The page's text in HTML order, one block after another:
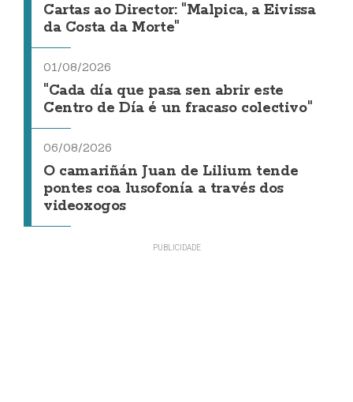
Cartas ao Director: "Malpica, a Eivissa
da Costa da Morte"
01/08/2026
"Cada día que pasa sen abrir este
Centro de Día é un fracaso colectivo"
06/08/2026
O camariñán Juan de Lilium tende
pontes coa lusofonía a través dos
videoxogos